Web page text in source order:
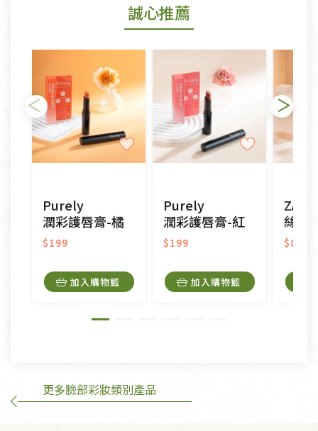
若您購買的商品有下列「不適用七天鑑賞期商品」情
形者，除商品瑕疵以外，恕不接受退換貨.
依消保法之規定提供該商品七天免費鑑賞期(含例假
日)的服務，原則上若商品未經使用或被汙損(除商品
瑕疵)，一般皆可申請退換貨。
不適用七天鑑賞期商品：
以數位或電磁紀錄形式儲存之商品、易於變質或損壞
接受原片換新。
衣飾鞋類-如T恤，如於送達後水洗或污損者。
美容保養用品、內衣褲、襪子、口罩等私人消耗性產
內衣褲、襪子、口罩個人衛生用品除商品本身有瑕疵
外,依據《通訊交易解除權合理例外情事適用準
訂購手抄稿退貨需知：
誠心推薦
Purely
潤彩護唇膏-橘
$199
加入購物籃
Purely
潤彩護唇膏-紅
$199
加入購物籃
ZAO
絲絨唇
$890
更多臉部彩妝類別產品